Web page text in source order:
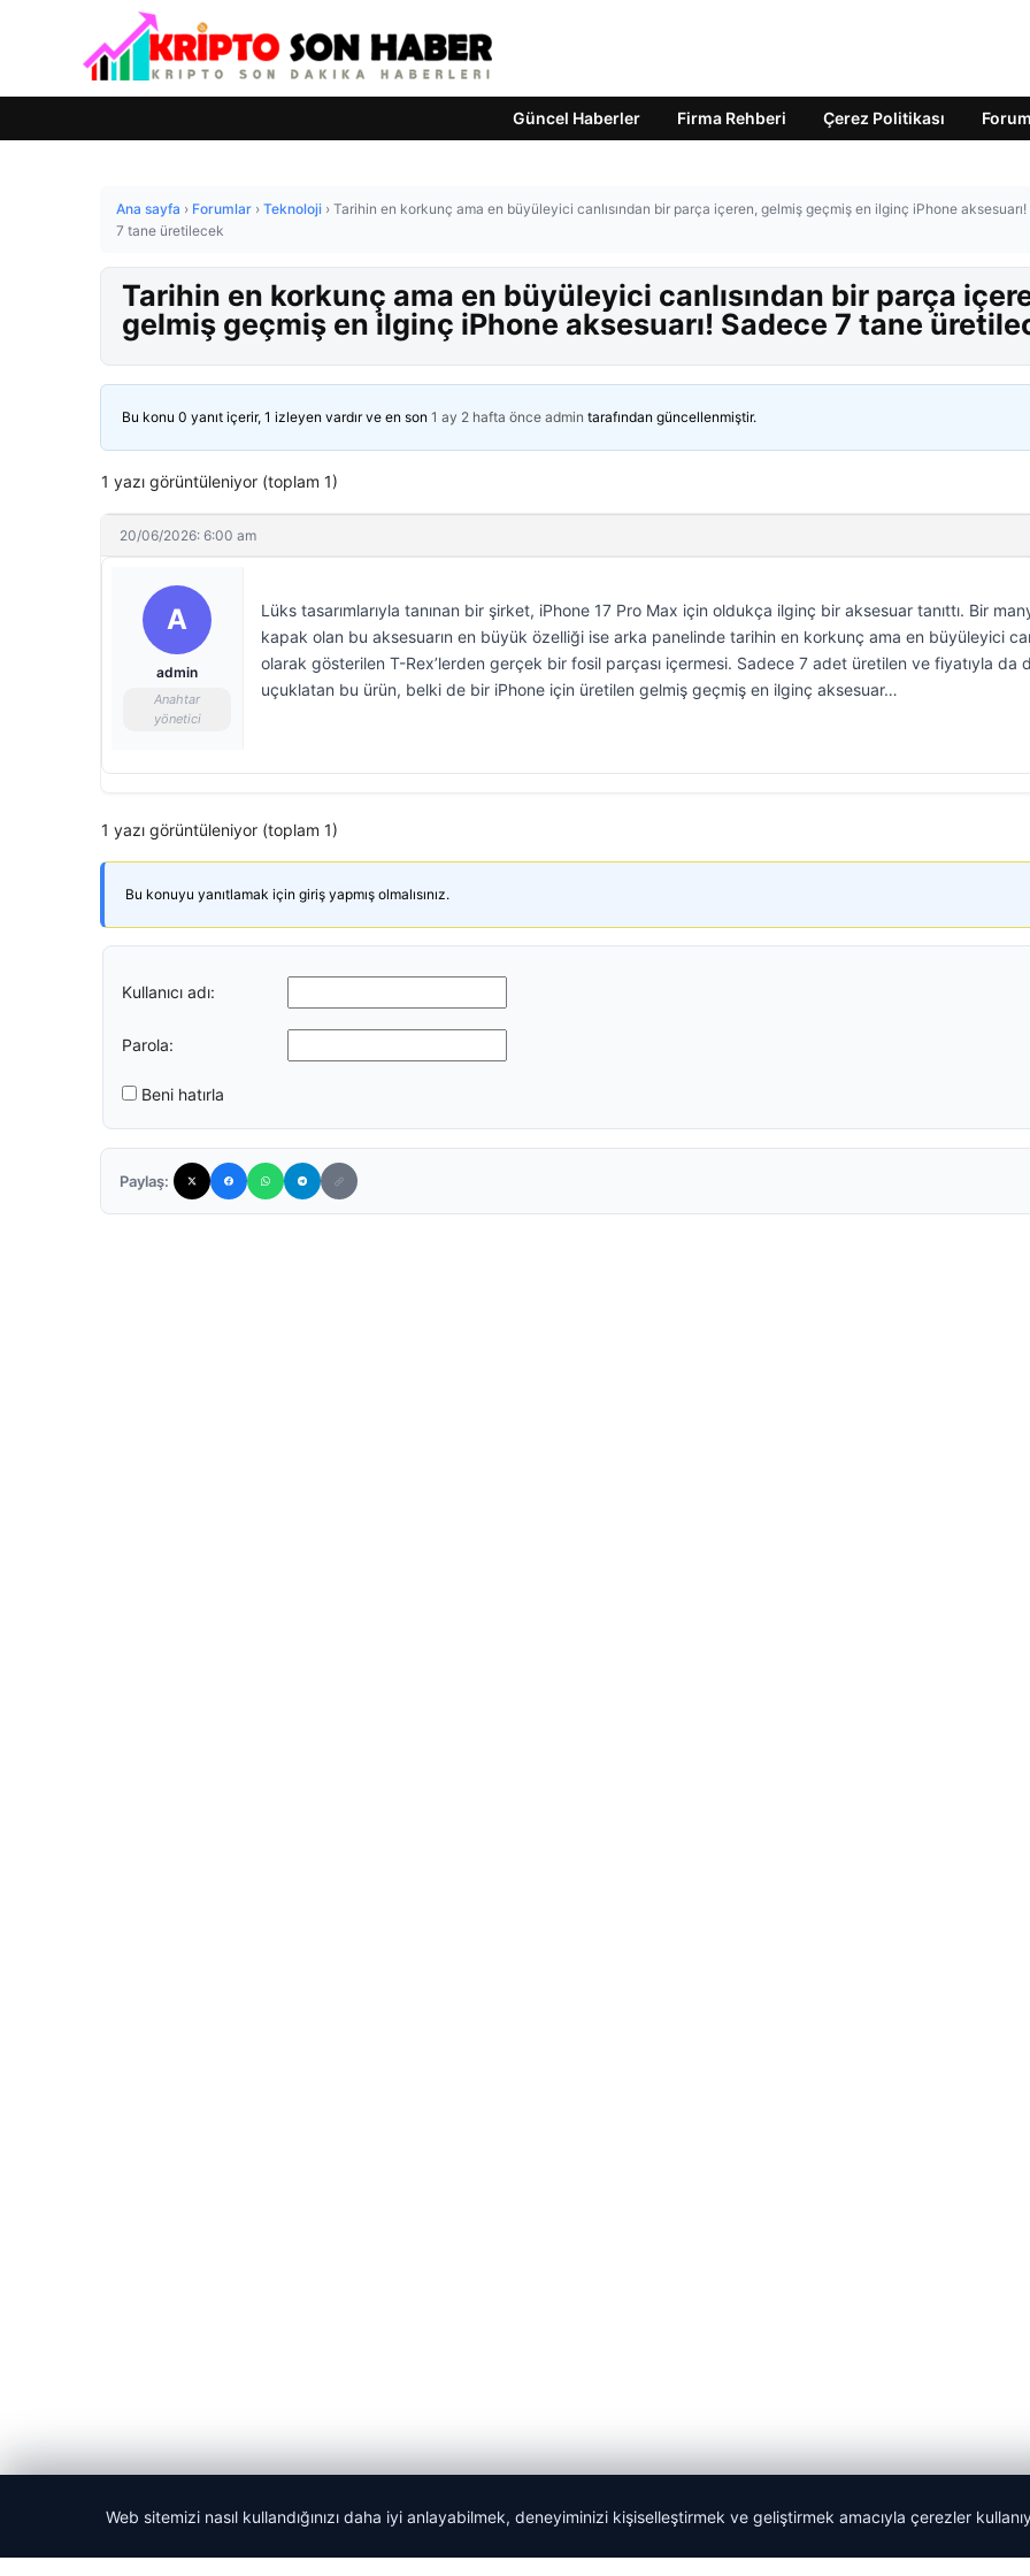
Güncel Haberler Firma Rehberi Çerez Politikası Forum
Ana sayfa › Forumlar › Teknoloji › Tarihin en korkunç ama en büyüleyici canlısından bir parça içeren, gelmiş geçmiş en ilginç iPhone
7 tane üretilecek
Tarihin en korkunç ama en büyüleyici canlısından bir parça
gelmiş geçmiş en ilginç iPhone aksesuarı! Sadece 7 tane
Bu konu 0 yanıt içerir, 1 izleyen vardır ve en son 1 ay 2 hafta önce admin tarafından güncellenmiştir.
1 yazı görüntüleniyor (toplam 1)
20/06/2026: 6:00 am
A
admin
Anahtar
yönetici
Lüks tasarımlarıyla tanınan bir şirket, iPhone 17 Pro Max için oldukça ilginç bir aksesuar tanıttı. Bir
kapak olan bu aksesuarın en büyük özelliği ise arka panelinde tarihin en korkunç ama en büyüleyici
olarak gösterilen T-Rex’lerden gerçek bir fosil parçası içermesi. Sadece 7 adet üretilen ve fiyatıyla da
uçuklatan bu ürün, belki de bir iPhone için üretilen gelmiş geçmiş en ilginç aksesuar…
1 yazı görüntüleniyor (toplam 1)
Bu konuyu yanıtlamak için giriş yapmış olmalısınız.
Kullanıcı adı:
Parola:
Beni hatırla
Paylaş:
Web sitemizi nasıl kullandığınızı daha iyi anlayabilmek, deneyiminizi kişiselleştirmek ve geliştirmek amacıyla çerezler